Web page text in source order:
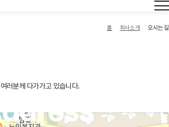
홈 회사소개 오시는 길
러분께 다가가고 있습니다.